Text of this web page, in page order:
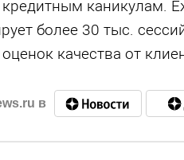
каникулам.
более 30 тыс.
качества от
в